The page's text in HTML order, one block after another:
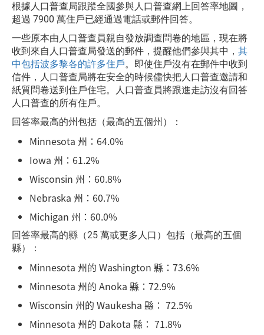
根據人口普查局跟蹤全國參與人口普查網上回答率地圖，
超過 7900 萬住戶已經通過電話或郵件回答。
一些原本由人口普查員親自發放調查問卷的地區，現在將
收到來自人口普查局發送的郵件，提醒他們參與其中， 其
中包括波多黎各的許多住戶。即使住戶沒有在郵件中收到
信件，人口普查局將在安全的時候儘快把人口普查邀請和
紙質問卷送到住戶住宅。人口普查員將跟進走訪沒有回答
人口普查的所有住戶。
回答率最高的州包括（最高的五個州）：
Minnesota 州：64.0%
Iowa 州：61.2%
Wisconsin 州：60.8%
Nebraska 州：60.7%
Michigan 州：60.0%
回答率最高的縣（25 萬或更多人口）包括（最高的五個
縣）：
Minnesota 州的 Washington 縣：73.6%
Minnesota 州的 Anoka 縣：72.9%
Wisconsin 州的 Waukesha 縣： 72.5%
Minnesota 州的 Dakota 縣： 71.8%